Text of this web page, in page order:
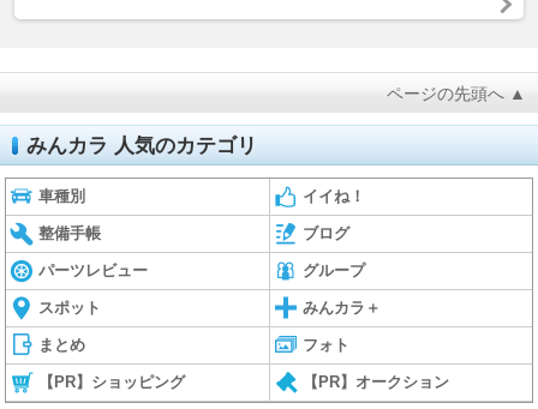
ページの先頭へ ▲
みんカラ 人気のカテゴリ
車種別 イイね！
整備手帳 ブログ
パーツレビュー グループ
スポット みんカラ＋
まとめ フォト
【PR】ショッピング 【PR】オークション